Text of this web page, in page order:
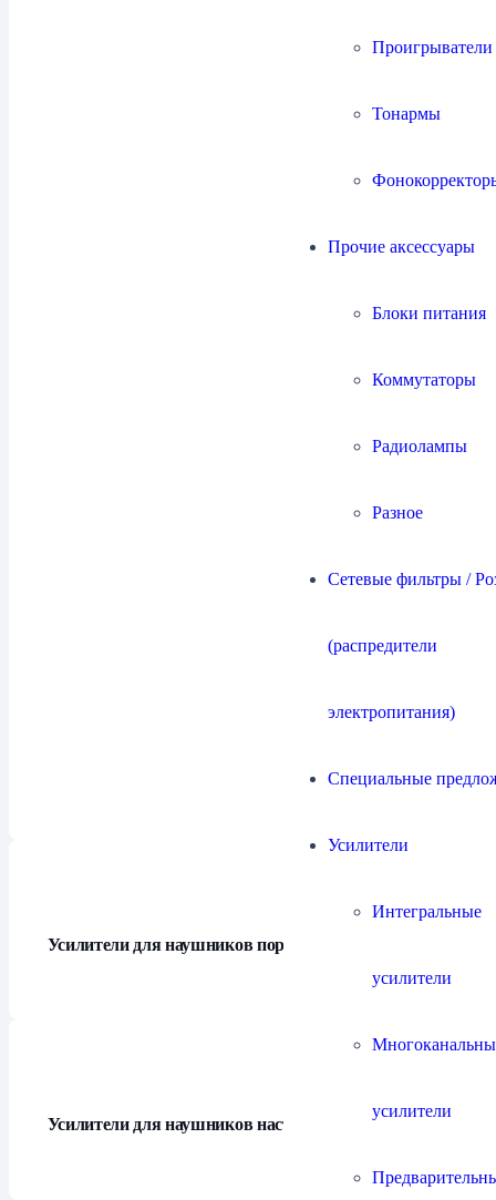
Тонармы
Прочие аксессуары
Блоки питания
Коммутаторы
Радиолампы
Разное
Сетевые фильтры /
(распредители
электропитания)
Специальные
Усилители
Интегральные
усилители
усилители
Усилители для наушников портативные
Усилители для наушников настольные